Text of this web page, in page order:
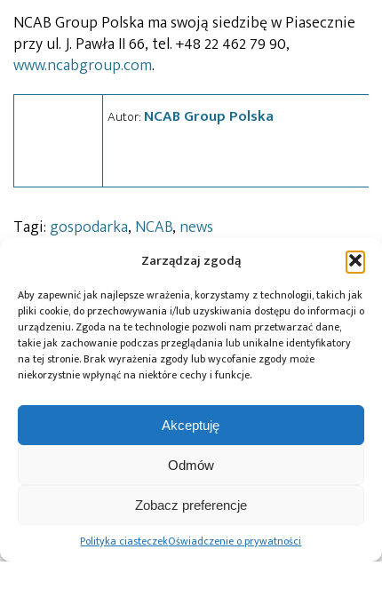
Zarządzaj zgodą
Aby zapewnić jak najlepsze wrażenia, korzystamy z technologii, takich jak
pliki cookie, do przechowywania i/lub uzyskiwania dostępu do informacji o
urządzeniu. Zgoda na te technologie pozwoli nam przetwarzać dane,
takie jak zachowanie podczas przeglądania lub unikalne identyfikatory
na tej stronie. Brak wyrażenia zgody lub wycofanie zgody może
niekorzystnie wpłynąć na niektóre cechy i funkcje.
Akceptuję
Odmów
Zobacz preferencje
Polityka ciasteczekOświadczenie o prywatności
NCAB Group Polska ma swoją siedzibę w Piasecznie
przy ul. J. Pawła II 66, tel. +48 22 462 79 90,
www.ncabgroup.com.
Autor: NCAB Group Polska
Tagi:gospodarka, NCAB, news
Przeczytaj również:
Global Electronics
opublikowało
Microchip i Micron
prezentują
architekturę
pamięci masowej
oraz centrów
z Hailo w zakresie